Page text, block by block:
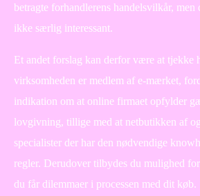
betragte forhandlerens handelsvilkår, men
ikke særlig interessant.
Et andet forslag kan derfor være at tjekke
virksomheden er medlem af e-mærket,
indikation om at online firmaet opfylder
lovgivning, tillige med at netbutikken af
specialister der har den nødvendige
regler. Derudover tilbydes du mulighed
du får dilemmaer i processen med dit køb.